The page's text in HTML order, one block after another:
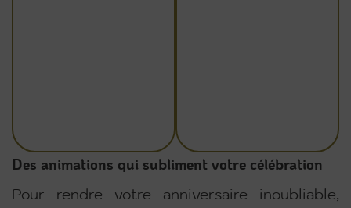
Des animations qui subliment votre célébration
Pour rendre votre anniversaire inoubliable,